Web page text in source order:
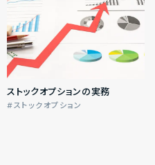
ストックオプションの実務
ストックオプション